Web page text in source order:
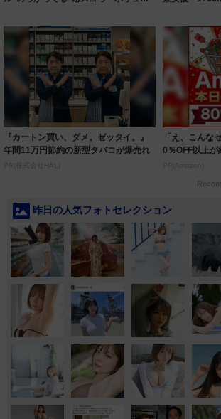
『カートン買い、ダメ。ゼッタイ。』
年間11万円節約の新型タバコが爆売れ
PR(株式会社HAL)
「え、こんな
0％OFF以上
気が...
PR(Amazon)
昨日の人気フォトセレクション